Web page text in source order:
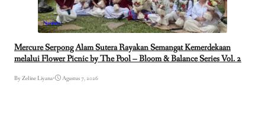
Nasional
Mercure Serpong Alam Sutera Rayakan Semangat Kemerdekaan
melalui Flower Picnic by The Pool – Bloom & Balance Series Vol. 2
By Zeline Liyana• Agustus 7, 2026